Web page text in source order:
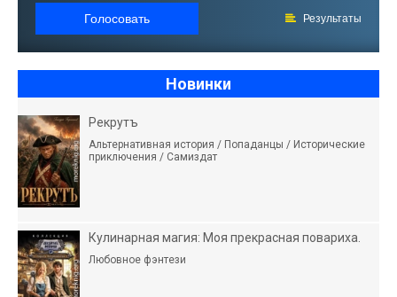
Голосовать Результаты
Новинки
Рекрутъ
Альтернативная история / Попаданцы / Исторические
приключения / Самиздат
Кулинарная магия: Моя прекрасная повариха.
Любовное фэнтези